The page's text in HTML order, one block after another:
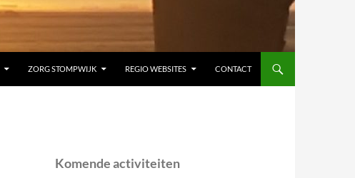
ZORG STOMPWIJK REGIO WEBSITES CONTACT
Komende activiteiten